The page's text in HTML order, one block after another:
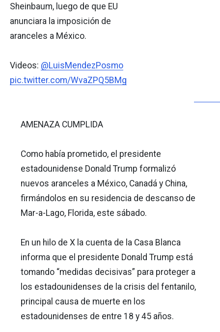
Sheinbaum, luego de que EU
anunciara la imposición de
aranceles a México.
Videos: @LuisMendezPosmo
pic.twitter.com/WvaZPQ5BMg
AMENAZA CUMPLIDA
Como había prometido, el presidente
estadounidense Donald Trump formalizó
nuevos aranceles a México, Canadá y China,
firmándolos en su residencia de descanso de
Mar-a-Lago, Florida, este sábado.
En un hilo de X la cuenta de la Casa Blanca
informa que el presidente Donald Trump está
tomando “medidas decisivas” para proteger a
los estadounidenses de la crisis del fentanilo,
principal causa de muerte en los
estadounidenses de entre 18 y 45 años.